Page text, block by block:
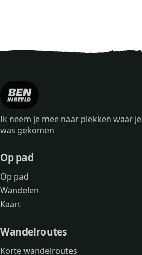
Ik neem je mee naar plekken waar
was gekomen
Op pad
Op pad
Wandelen
Kaart
Wandelroutes
Korte wandelroutes